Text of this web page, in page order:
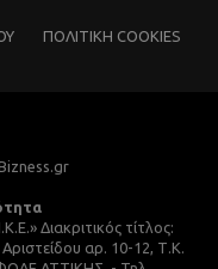
ΠΟΛΙΤΙΚΗ COOKIES
Διακριτικός τίτλος:
αρ. 10-12, Τ.Κ.